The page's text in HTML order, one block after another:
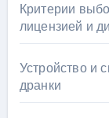
Критерии
лицензией и
Устройство и
дранки